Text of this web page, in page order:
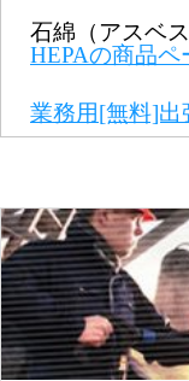
石綿（アスベ
HEPAの商品ペ
業務用[無料]出